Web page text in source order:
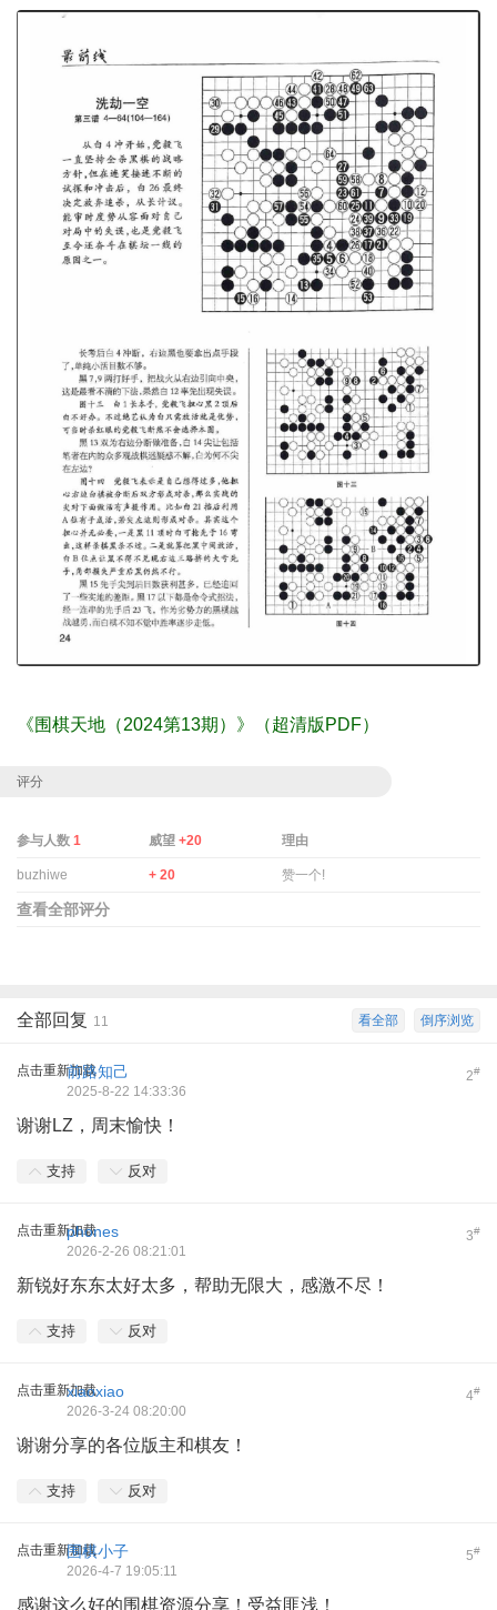
《围棋天地（2024第13期）》（超清版PDF）
评分
参与人数 1 威望+20 理由
buzhiwe + 20 赞一个!
查看全部评分
倒序浏览
看全部
全部回复 11
点击重新加载 2#
前路知己
2025-8-22 14:33:36
谢谢LZ，周末愉快！
支持 反对
点击重新加载 3#
phones
2026-2-26 08:21:01
新锐好东东太好太多，帮助无限大，感激不尽！
支持 反对
点击重新加载 4#
xiaoxiao
2026-3-24 08:20:00
谢谢分享的各位版主和棋友！
支持 反对
点击重新加载 5#
围棋小子
2026-4-7 19:05:11
感谢这么好的围棋资源分享！受益匪浅！